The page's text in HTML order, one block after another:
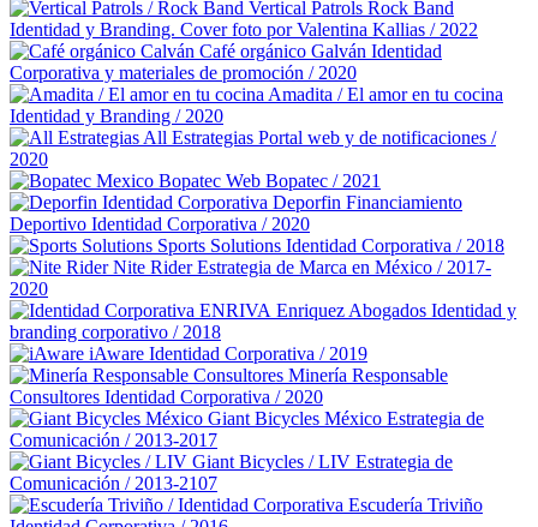
Vertical Patrols Rock Band
Identidad y Branding. Cover foto por Valentina Kallias / 2022
Café orgánico Galván Identidad
Corporativa y materiales de promoción / 2020
Amadita / El amor en tu cocina
Identidad y Branding / 2020
All Estrategias Portal web y de notificaciones /
2020
Bopatec Web Bopatec / 2021
Deporfin Financiamiento
Deportivo Identidad Corporativa / 2020
Sports Solutions Identidad Corporativa / 2018
Nite Rider Estrategia de Marca en México / 2017-
2020
Enriquez Abogados Identidad y
branding corporativo / 2018
iAware Identidad Corporativa / 2019
Minería Responsable
Consultores Identidad Corporativa / 2020
Giant Bicycles México Estrategia de
Comunicación / 2013-2017
Giant Bicycles / LIV Estrategia de
Comunicación / 2013-2107
Escudería Triviño